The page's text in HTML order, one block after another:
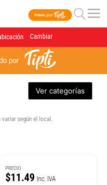
Cambiar
por
Ver categorías
variar según el local.
PRECIO
$11.49 Inc. IVA